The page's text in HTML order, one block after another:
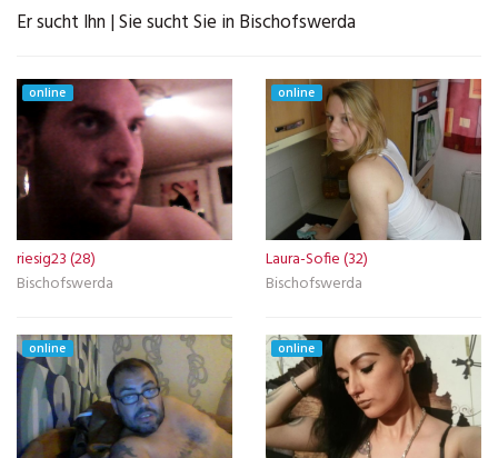
Er sucht Ihn | Sie sucht Sie in Bischofswerda
online
riesig23 (28)
Bischofswerda
online
Laura-Sofie (32)
Bischofswerda
online online